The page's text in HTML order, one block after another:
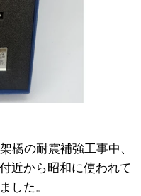
橋の耐震補強工事中、
近から昭和に使われて
した。